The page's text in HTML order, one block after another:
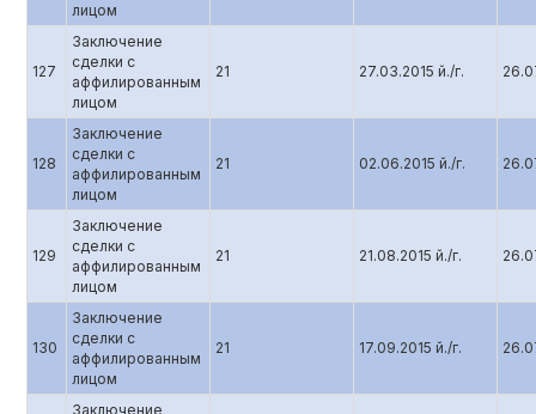
лицом
127
Заключение
сделки с
аффилированным
лицом
21 27.03.2015 й./г.
128
Заключение
сделки с
аффилированным
лицом
21 02.06.2015 й./г.
129
Заключение
сделки с
аффилированным
лицом
21 21.08.2015 й./г.
130
Заключение
сделки с
аффилированным
лицом
21 17.09.2015 й./г.
Заключение